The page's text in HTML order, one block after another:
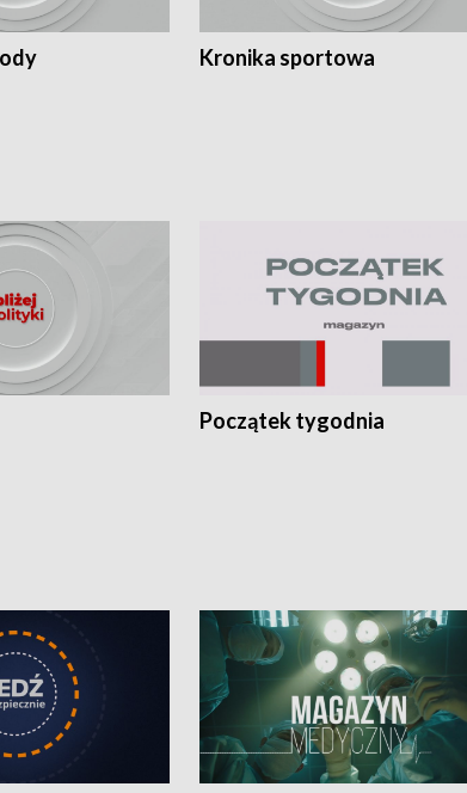
Kronika sportowa
Początek tygodnia